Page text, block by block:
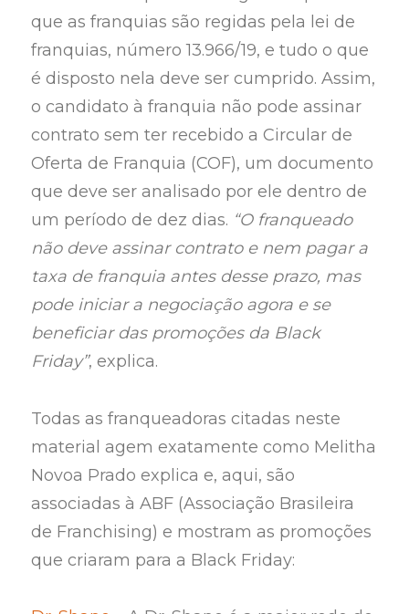
que as franquias são regidas pela lei de
franquias, número 13.966/19, e tudo o que
é disposto nela deve ser cumprido. Assim,
o candidato à franquia não pode assinar
contrato sem ter recebido a Circular de
Oferta de Franquia (COF), um documento
que deve ser analisado por ele dentro de
um período de dez dias. “O franqueado
não deve assinar contrato e nem pagar a
taxa de franquia antes desse prazo, mas
pode iniciar a negociação agora e se
beneficiar das promoções da Black
Friday”, explica.
Todas as franqueadoras citadas neste
material agem exatamente como Melitha
Novoa Prado explica e, aqui, são
associadas à ABF (Associação Brasileira
de Franchising) e mostram as promoções
que criaram para a Black Friday: